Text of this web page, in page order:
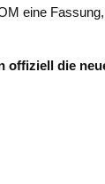
eine
offiziell die